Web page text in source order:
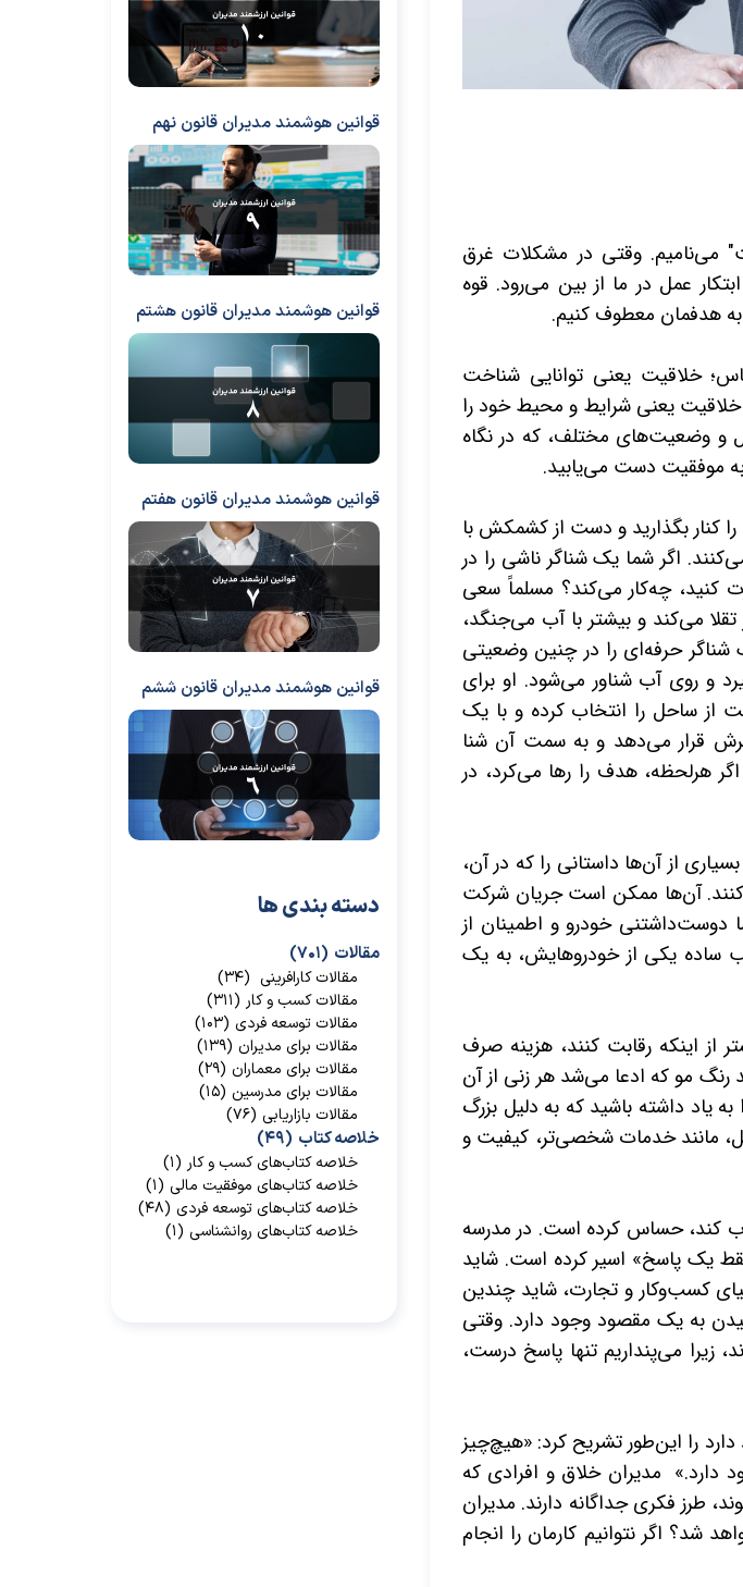
می‌نامیم. وقتی در مشکلات غرق
عمل در ما از بین می‌رود. قوه
به هدفمان معطوف کنیم.
خلاقیت یعنی توانایی شناخت
خلاقیت یعنی شرایط و محیط خود را
و وضعیت‌های مختلف، که در نگاه
موفقیت دست می‌یابید.
را کنار بگذارید و دست از کشمکش با
اگر شما یک شناگر ناشی را در
کنید، چه‌کار می‌کند؟ مسلماً سعی
می‌کند و بیشتر با آب می‌جنگد،
شناگر حرفه‌ای را در چنین وضعیتی
و روی آب شناور می‌شود. او برای
ساحل را انتخاب کرده و با یک
قرار می‌دهد و به سمت آن شنا
هرلحظه، هدف را رها می‌کرد، در
از آن‌ها داستانی را که در آن،
آن‌ها ممکن است جریان شرکت
دوست‌داشتنی خودرو و اطمینان از
ساده یکی از خودروهایش، به یک
از اینکه رقابت کنند، هزینه صرف
رنگ مو که ادعا می‌شد هر زنی از آن
یاد داشته باشید که به دلیل بزرگ
مانند خدمات شخصی‌تر، کیفیت و
آب کند، حساس کرده است. در مدرسه
یک پاسخ» اسیر کرده است. شاید
کسب‌وکار و تجارت، شاید چندین
به یک مقصود وجود دارد. وقتی
زیرا می‌پنداریم تنها پاسخ درست،
را این‌طور تشریح کرد: «هیچ‌چیز
دارد.» مدیران خلاق و افرادی که
طرز فکری جداگانه دارند. مدیران
اگر نتوانیم کارمان را انجام
مقالات (۷۰۱)
مقالات کارافرینی (۳۴)
مقالات کسب و کار (۳۱۱)
مقالات توسعه فردی (۱۰۳)
مقالات برای مدیران (۱۳۹)
مقالات برای معماران (۲۹)
مقالات برای مدرسین (۱۵)
مقالات بازاریابی (۷۶)
خلاصه کتاب (۴۹)
خلاصه کتاب‌‌های کسب و کار (۱)
خلاصه کتاب‌‌های موفقیت مالی (۱)
خلاصه کتاب‌های توسعه فردی (۴۸)
خلاصه کتاب‌های روانشناسی (۱)
دسته بندی ها
قوانین هوشمند مدیران قانون نهم
قوانین هوشمند مدیران قانون هشتم
قوانین هوشمند مدیران قانون هفتم
قوانین هوشمند مدیران قانون ششم